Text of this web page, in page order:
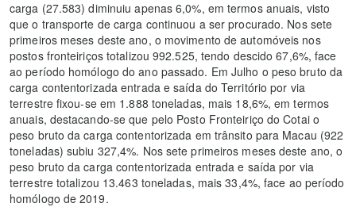
carga (27.583) diminuiu apenas 6,0%, em termos anuais, visto
que o transporte de carga continuou a ser procurado. Nos sete
primeiros meses deste ano, o movimento de automóveis nos
postos fronteiriços totalizou 992.525, tendo descido 67,6%, face
ao período homólogo do ano passado. Em Julho o peso bruto da
carga contentorizada entrada e saída do Território por via
terrestre fixou-se em 1.888 toneladas, mais 18,6%, em termos
anuais, destacando-se que pelo Posto Fronteiriço do Cotai o
peso bruto da carga contentorizada em trânsito para Macau (922
toneladas) subiu 327,4%. Nos sete primeiros meses deste ano, o
peso bruto da carga contentorizada entrada e saída por via
terrestre totalizou 13.463 toneladas, mais 33,4%, face ao período
homólogo de 2019.